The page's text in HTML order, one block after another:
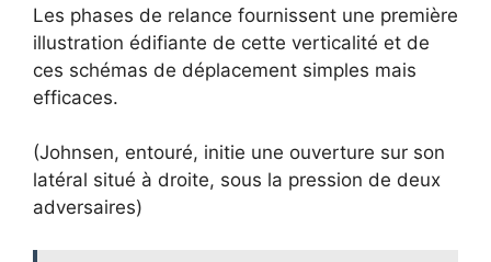
Les phases de relance fournissent une première
illustration édifiante de cette verticalité et de
ces schémas de déplacement simples mais
efficaces.
(Johnsen, entouré, initie une ouverture sur son
latéral situé à droite, sous la pression de deux
adversaires)